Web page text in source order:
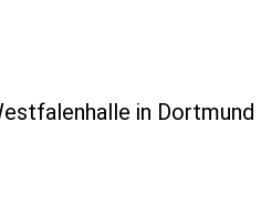
in Dortmund